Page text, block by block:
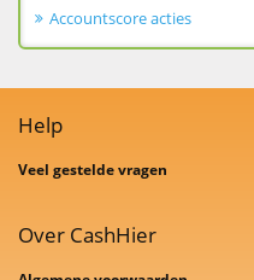
Accountscore acties
Help
Veel gestelde vragen
Over CashHier